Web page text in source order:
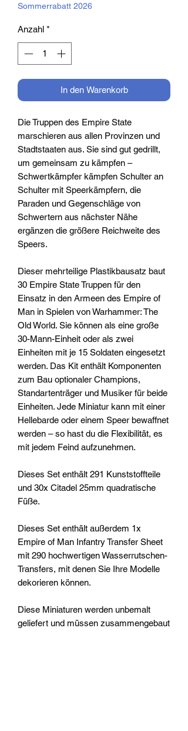
Sommerrabatt 2026
Anzahl *
In den Warenkorb
Die Truppen des Empire State
marschieren aus allen Provinzen und
Stadtstaaten aus. Sie sind gut gedrillt,
um gemeinsam zu kämpfen –
Schwertkämpfer kämpfen Schulter an
Schulter mit Speerkämpfern, die
Paraden und Gegenschläge von
Schwertern aus nächster Nähe
ergänzen die größere Reichweite des
Speers.
Dieser mehrteilige Plastikbausatz baut
30 Empire State Truppen für den
Einsatz in den Armeen des Empire of
Man in Spielen von Warhammer: The
Old World. Sie können als eine große
30-Mann-Einheit oder als zwei
Einheiten mit je 15 Soldaten eingesetzt
werden. Das Kit enthält Komponenten
zum Bau optionaler Champions,
Standartenträger und Musiker für beide
Einheiten. Jede Miniatur kann mit einer
Hellebarde oder einem Speer bewaffnet
werden – so hast du die Flexibilität, es
mit jedem Feind aufzunehmen.
Dieses Set enthält 291 Kunststoffteile
und 30x Citadel 25mm quadratische
Füße.
Dieses Set enthält außerdem 1x
Empire of Man Infantry Transfer Sheet
mit 290 hochwertigen Wasserrutschen-
Transfers, mit denen Sie Ihre Modelle
dekorieren können.
Diese Miniaturen werden unbemalt
geliefert und müssen zusammengebaut